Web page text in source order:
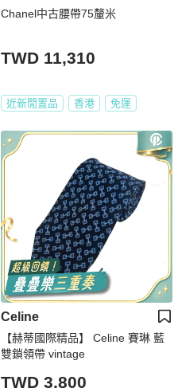
Chanel中古腰帶75釐米
TWD 11,310
近新閒置品 香港 免運
Celine
【赫蒂國際精品】 Celine 賽琳 藍
雙鎖領帶 vintage
TWD 3,800